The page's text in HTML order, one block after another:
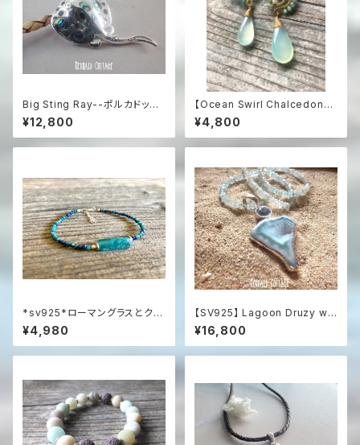
Big Sting Ray--ポルカドット
スティングレイの革紐ネックレス
sv925
¥12,800
【Ocean Swirl Chalcedony
'Aqua'】波の渦から滴るカルセ
ドニーのボヘミアンピアス
¥4,800
*sv925*ローマングラスとクリ
ソコラの海色ブレスレット
¥4,980
【SV925】 Lagoon Druzy wit
h Blue Topaz & Aquamarin
e 海の女神のドゥルージース
テートメントネックレス
¥16,800